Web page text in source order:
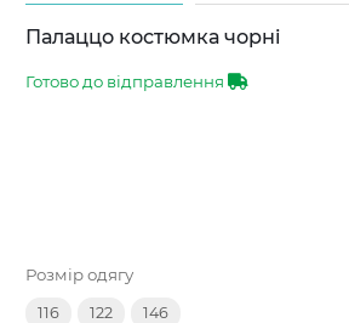
Палаццо костюмка чорні
Готово до відправлення
Розмір одягу
116 122 146